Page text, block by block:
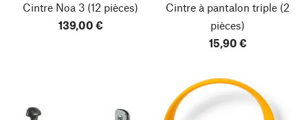
Cintre Noa 3 (12 pièces)
139,00 €
Cintre à pantalon triple (2
pièces)
15,90 €